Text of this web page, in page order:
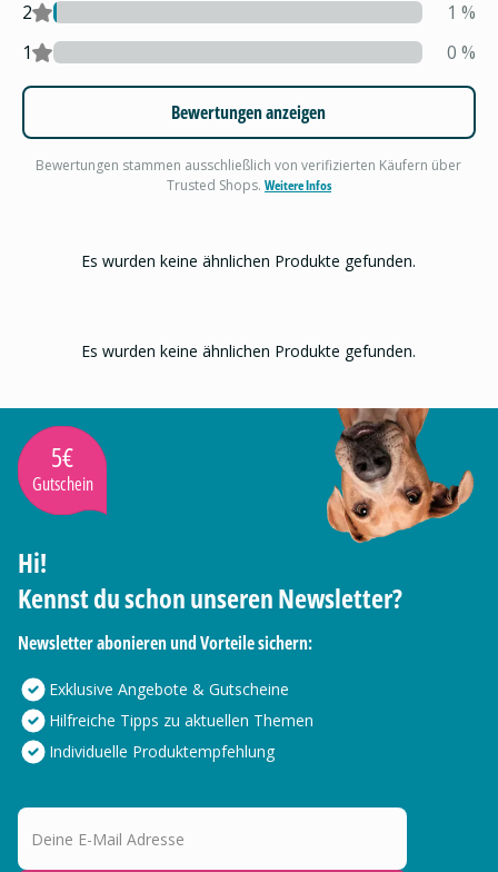
2 1 %
1
0 %
Bewertungen anzeigen
Bewertungen stammen ausschließlich von verifizierten Käufern über
Trusted Shops. Weitere Infos
Es wurden keine ähnlichen Produkte gefunden.
Es wurden keine ähnlichen Produkte gefunden.
5€
Gutschein
Hi!
Kennst du schon unseren Newsletter?
Newsletter abonieren und Vorteile sichern:
Exklusive Angebote & Gutscheine
Hilfreiche Tipps zu aktuellen Themen
Individuelle Produktempfehlung
Deine E-Mail Adresse